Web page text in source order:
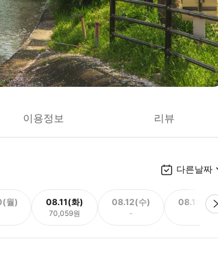
이용정보 리뷰
다른날짜
월) 08.11(화)
70,059원
08.12(수)
-
08.13(목)